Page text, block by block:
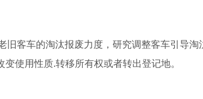
客车的淘汰报废力度，研究调整客车引导淘
使用性质.转移所有权或者转出登记地。